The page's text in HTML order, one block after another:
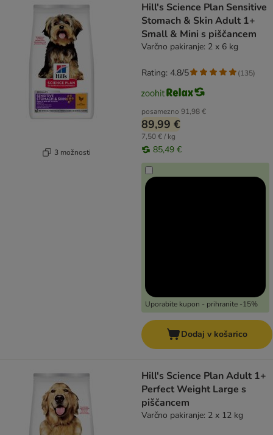
3 možnosti
Hill's Science Plan Sensitive
Stomach & Skin Adult 1+
Small & Mini s piščancem
Varčno pakiranje: 2 x 6 kg
posamezno 91,98 €
89,99 €
7,50 € / kg
85,49 €
Uporabite kupon - prihranite -15%
Rating: 4.8/5 (135)
Dodaj v košarico
Hill's Science Plan Adult 1+
Perfect Weight Large s
piščancem
Varčno pakiranje: 2 x 12 kg